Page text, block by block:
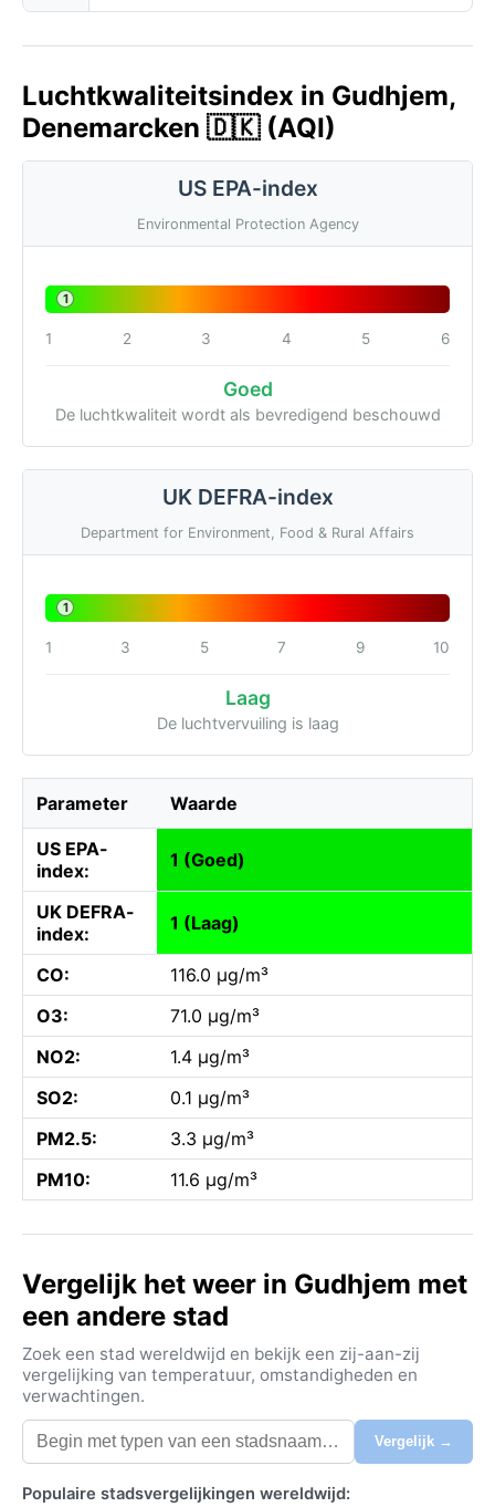
Luchtkwaliteitsindex in Gudhjem,
Denemarcken 🇩🇰 (AQI)
US EPA-index
Environmental Protection Agency
1
1 2 3 4 5 6
Goed
De luchtkwaliteit wordt als bevredigend beschouwd
UK DEFRA-index
Department for Environment, Food & Rural Affairs
1
1 3 5 7 9 10
Laag
De luchtvervuiling is laag
Parameter Waarde
US EPA-
index:
1 (Goed)
UK DEFRA-
index:
1 (Laag)
CO:
116.0 µg/m³
O3:
71.0 µg/m³
NO2:
1.4 µg/m³
SO2:
0.1 µg/m³
PM2.5:
3.3 µg/m³
PM10:
11.6 µg/m³
Vergelijk het weer in Gudhjem met
een andere stad
Zoek een stad wereldwijd en bekijk een zij-aan-zij
vergelijking van temperatuur, omstandigheden en
verwachtingen.
Vergelijk →
Populaire stadsvergelijkingen wereldwijd: